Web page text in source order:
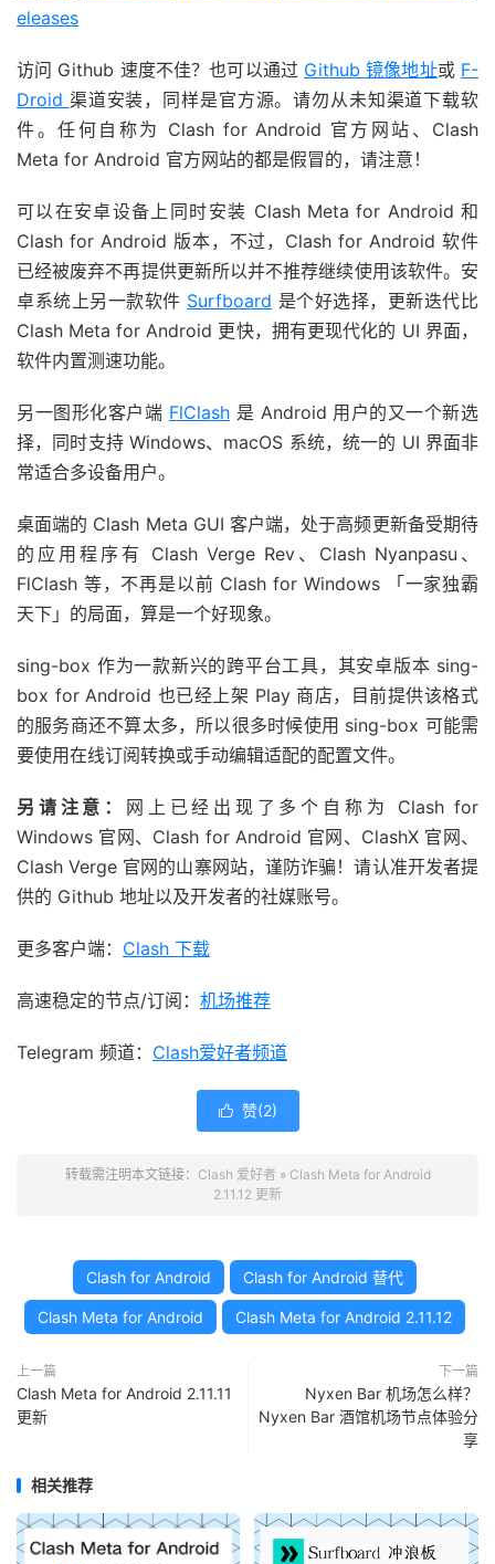
eleases
访问 Github 速度不佳？也可以通过 Github 镜像地址或 F-
Droid 渠道安装，同样是官方源。请勿从未知渠道下载软
件。任何自称为 Clash for Android 官方网站、Clash
Meta for Android 官方网站的都是假冒的，请注意！
可以在安卓设备上同时安装 Clash Meta for Android 和
Clash for Android 版本，不过，Clash for Android 软件
已经被废弃不再提供更新所以并不推荐继续使用该软件。安
卓系统上另一款软件 Surfboard 是个好选择，更新迭代比
Clash Meta for Android 更快，拥有更现代化的 UI 界面，
软件内置测速功能。
另一图形化客户端 FlClash是 Android 用户的又一个新选
择，同时支持 Windows、macOS 系统，统一的 UI 界面非
常适合多设备用户。
桌面端的 Clash Meta GUI 客户端，处于高频更新备受期待
的应用程序有 Clash Verge Rev、Clash Nyanpasu、
FlClash 等，不再是以前 Clash for Windows 「一家独霸
天下」的局面，算是一个好现象。
sing-box 作为一款新兴的跨平台工具，其安卓版本 sing-
box for Android 也已经上架 Play 商店，目前提供该格式
的服务商还不算太多，所以很多时候使用 sing-box 可能需
要使用在线订阅转换或手动编辑适配的配置文件。
另请注意：
网上已经出现了多个自称为 Clash for
Windows 官网、Clash for Android 官网、ClashX 官网、
Clash Verge 官网的山寨网站，谨防诈骗！请认准开发者提
供的 Github 地址以及开发者的社媒账号。
更多客户端： Clash 下载
高速稳定的节点/订阅： 机场推荐
Telegram 频道： Clash爱好者频道
 赞(2)
转载需注明本文链接： Clash 爱好者 » Clash Meta for Android
2.11.12 更新
Clash for Android Clash for Android 替代
Clash Meta for Android Clash Meta for Android 2.11.12
上一篇
Clash Meta for Android 2.11.11
更新
下一篇
Nyxen Bar 机场怎么样？
Nyxen Bar 酒馆机场节点体验分
享
相关推荐